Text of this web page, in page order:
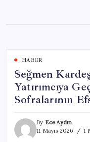
content
HABER
Seğmen
Yatırımcıya
Sofralarının
By Ece Aydın
11 Mayıs 2026
1